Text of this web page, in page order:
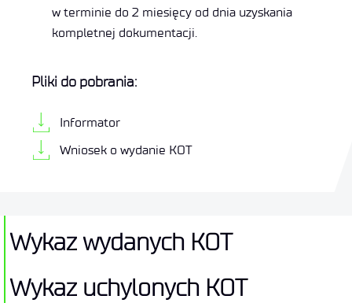
w terminie do 2 miesięcy od dnia uzyskania
kompletnej dokumentacji.
Pliki do pobrania:
Informator
Wniosek o wydanie KOT
Wykaz wydanych KOT
Wykaz uchylonych KOT